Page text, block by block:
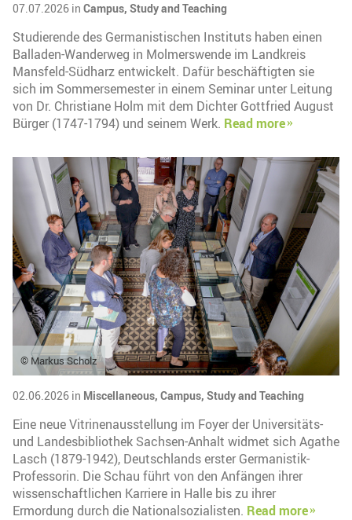
07.07.2026 in Campus, Study and Teaching
Studierende des Germanistischen Instituts haben einen
Balladen-Wanderweg in Molmerswende im Landkreis
Mansfeld-Südharz entwickelt. Dafür beschäftigten sie
sich im Sommersemester in einem Seminar unter Leitung
von Dr. Christiane Holm mit dem Dichter Gottfried August
Bürger (1747-1794) und seinem Werk. Read more
© Markus Scholz
02.06.2026 in Miscellaneous, Campus, Study and Teaching
Eine neue Vitrinenausstellung im Foyer der Universitäts-
und Landesbibliothek Sachsen-Anhalt widmet sich Agathe
Lasch (1879-1942), Deutschlands erster Germanistik-
Professorin. Die Schau führt von den Anfängen ihrer
wissenschaftlichen Karriere in Halle bis zu ihrer
Ermordung durch die Nationalsozialisten. Read more